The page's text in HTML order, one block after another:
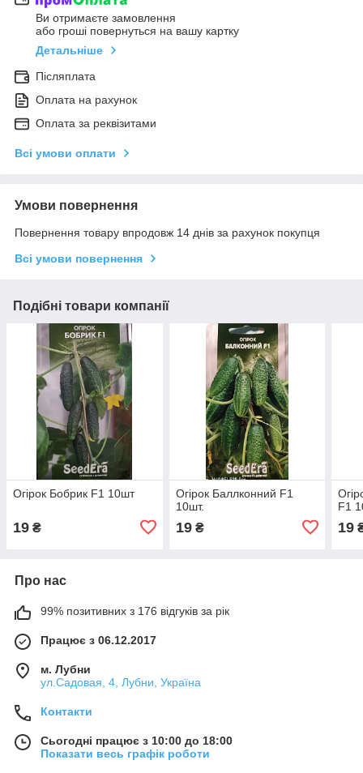
Ви отримаєте замовлення
або гроші повернуться на вашу картку
Детальніше
Післяплата
Оплата на рахунок
Оплата за реквізитами
Всі умови оплати
Умови повернення
Повернення товару впродовж 14 днів за рахунок покупця
Всі умови повернення
Подібні товари компанії
Огірок Бобрик F1 10шт
19 ₴
Огірок Баллконний F1
10шт.
19₴
F1
19
Про нас
99% позитивних з 176 відгуків за рік
Працює з 06.12.2017
м. Лубни
ул.Садовая, 4, Лубни, Україна
Контакти
Сьогодні працює з 10:00 до 18:00
Показати весь графік роботи